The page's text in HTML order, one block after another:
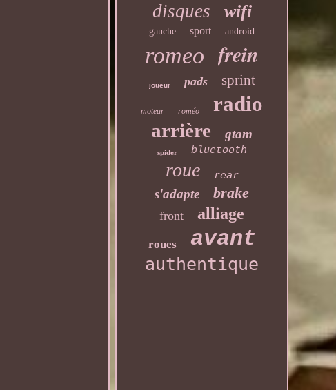
disques wifi
gauche sport android
romeo frein
joueur pads sprint
moteur roméo radio
arrière gtam
spider bluetooth
roue rear
s'adapte brake
front alliage
roues avant
authentique